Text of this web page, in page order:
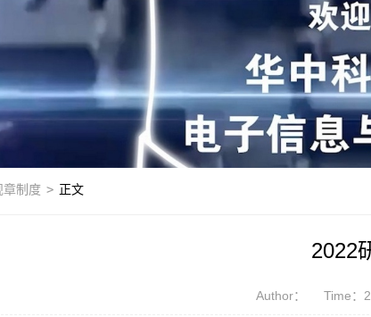
章制度 > 正文
2022
Author： Time：